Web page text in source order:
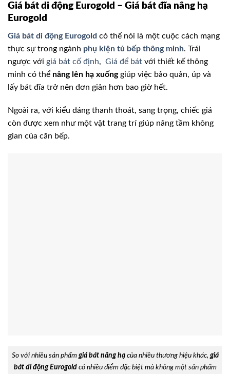
Giá bát di động Eurogold – Giá bát đĩa nâng hạ
Eurogold
Giá bát di động Eurogold có thể nói là một cuộc cách mạng
thực sự trong ngành phụ kiện tủ bếp thông minh. Trái
ngược với giá bát cố định, Giá để bát với thiết kế thông
minh có thể nâng lên hạ xuốnggiúp việc bảo quản, úp và
lấy bát đĩa trở nên đơn giản hơn bao giờ hết.
Ngoài ra, với kiểu dáng thanh thoát, sang trọng, chiếc giá
còn được xem như một vật trang trí giúp nâng tầm không
gian của căn bếp.
So với nhiều sản phẩm giá bát nâng hạcủa nhiều thương hiệu khác, giá
bát di động Eurogoldcó nhiều điểm đặc biệt mà không một sản phẩm